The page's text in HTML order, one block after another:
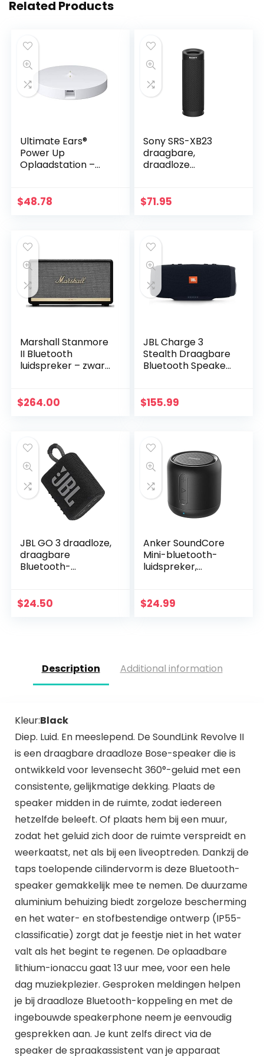
Related Products
Ultimate Ears®
Power Up
Oplaadstation –
$48.78
Sony SRS-XB23
draagbare,
draadloze
batterijduur,
$71.95
Marshall Stanmore
II Bluetooth
luidspreker – zwart
$264.00
JBL Charge 3
Stealth Draagbare
Bluetooth Speaker,
$155.99
JBL GO 3 draadloze,
draagbare
Bluetooth-
voor onderweg,
$24.50
Anker SoundCore
Mini-bluetooth-
luidspreker,
uur speeltijd,
$24.99
Description Additional information
Kleur:Black
Diep. Luid. En meeslepend. De SoundLink Revolve II
is een draagbare draadloze Bose-speaker die is
ontwikkeld voor levensecht 360°-geluid met een
consistente, gelijkmatige dekking. Plaats de
speaker midden in de ruimte, zodat iedereen
hetzelfde beleeft. Of plaats hem bij een muur,
zodat het geluid zich door de ruimte verspreidt en
weerkaatst, net als bij een liveoptreden. Dankzij de
taps toelopende cilindervorm is deze Bluetooth-
speaker gemakkelijk mee te nemen. De duurzame
aluminium behuizing biedt zorgeloze bescherming
en het water- en stofbestendige ontwerp (IP55-
classificatie) zorgt dat je feestje niet in het water
valt als het begint te regenen. De oplaadbare
lithium-ionaccu gaat 13 uur mee, voor een hele
dag muziekplezier. Gesproken meldingen helpen
je bij draadloze Bluetooth-koppeling en met de
ingebouwde speakerphone neem je eenvoudig
gesprekken aan. Je kunt zelfs direct via de
speaker de spraakassistent van je apparaat